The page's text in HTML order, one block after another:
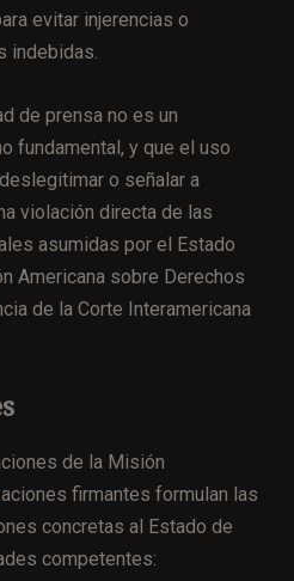
evitar injerencias o
indebidas.
de prensa no es un
fundamental, y que el uso
o señalar a
violación directa de las
asumidas por el Estado
Americana sobre Derechos
de la Corte Interamericana
de la Misión
firmantes formulan las
concretas al Estado de
competentes: